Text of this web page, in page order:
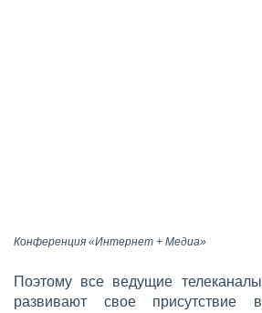
Конференция «Интернет + Медиа»
Поэтому все ведущие телеканалы
развивают свое присутствие в